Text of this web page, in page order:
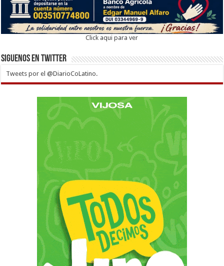
Click aqui para ver
Siguenos en twitter
Tweets por el @DiarioCoLatino.